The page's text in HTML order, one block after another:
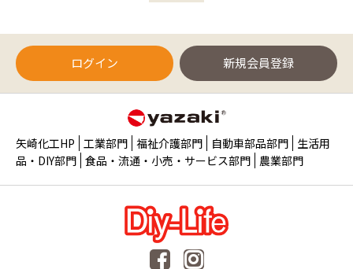
ログイン 新規会員登録
矢崎化工HP 工業部門 福祉介護部門 自動車部品部門 生活用
品・DIY部門 食品・流通・小売・サービス部門 農業部門